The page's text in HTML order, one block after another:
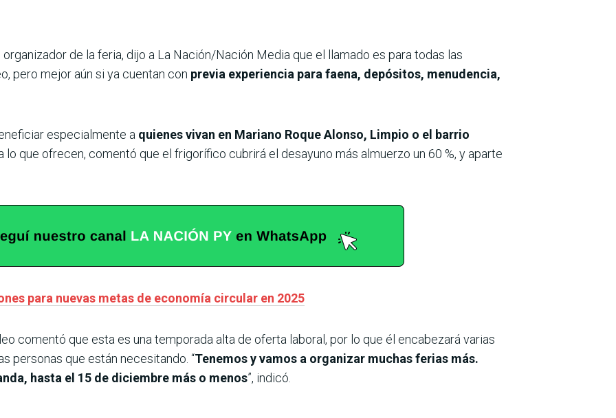
de la feria, dijo a La Nación/Nación Media que el llamado es para todas las
pero mejor aún si ya cuentan con previa experiencia para faena, depósitos, menudencia,
especialmente a quienes vivan en Mariano Roque Alonso, Limpio o el barrio
lo que ofrecen, comentó que el frigorífico cubrirá el desayuno más almuerzo un 60 %, y aparte
para nuevas metas de economía circular en 2025
comentó que esta es una temporada alta de oferta laboral, por lo que él encabezará varias
personas que están necesitando. “Tenemos y vamos a organizar muchas ferias más.
hasta el 15 de diciembre más o menos”, indicó.